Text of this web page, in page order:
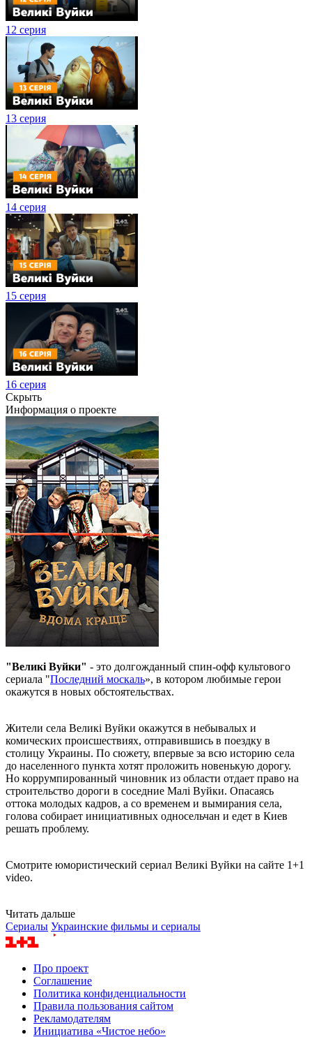
12 серия
13 серия
14 серия
15 серия
16 серия
Скрыть
Информация о проекте
"Великі Вуйки" - это долгожданный спин-офф культового
сериала "Последний москаль», в котором любимые герои
окажутся в новых обстоятельствах.
Жители села Великі Вуйки окажутся в небывалых и
комических происшествиях, отправившись в поездку в
столицу Украины. По сюжету, впервые за всю историю села
до населенного пункта хотят проложить новенькую дорогу.
Но коррумпированный чиновник из области отдает право на
строительство дороги в соседние Малі Вуйки. Опасаясь
оттока молодых кадров, а со временем и вымирания села,
голова собирает инициативных односельчан и едет в Киев
решать проблему.
Смотрите юмористический сериал Великі Вуйки на сайте 1+1
video.
Читать дальше
Сериалы Украинские фильмы и сериалы
Про проект
Соглашение
Политика конфиденциальности
Правила пользования сайтом
Рекламодателям
Инициатива «Чистое небо»